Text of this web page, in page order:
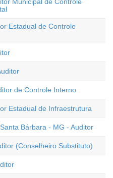
Estadual de Controle
de Controle Interno
Estadual de Infraestrutura
Bárbara - MG - Auditor
(Conselheiro Substituto)